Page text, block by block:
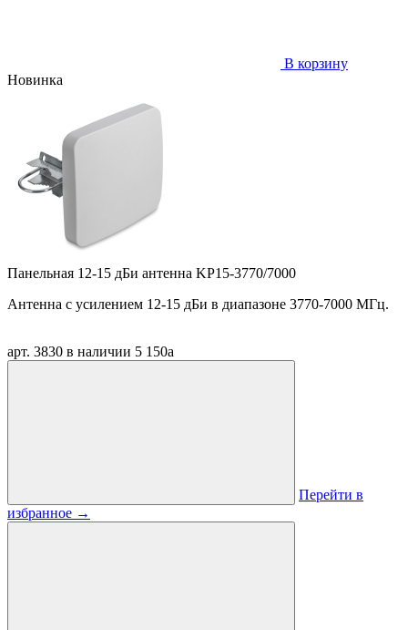
В корзину
Новинка
Панельная 12-15 дБи антенна KP15-3770/7000
Антенна c усилением 12-15 дБи в диапазоне 3770-7000 МГц.
арт. 3830 в наличии 5 150a
Перейти в
избранное →